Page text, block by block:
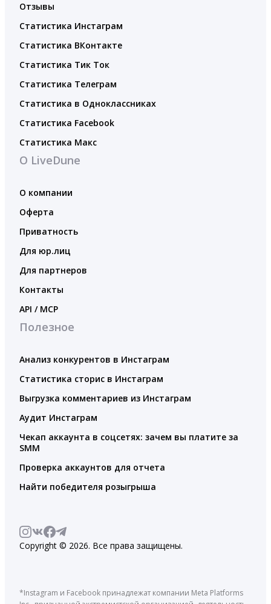
Отзывы
Статистика Инстаграм
Статистика ВКонтакте
Статистика Тик Ток
Статистика Телеграм
Статистика в Одноклассниках
Статистика Facebook
Статистика Макс
О LiveDune
О компании
Оферта
Приватность
Для юр.лиц
Для партнеров
Контакты
API / MCP
Полезное
Анализ конкурентов в Инстаграм
Статистика сторис в Инстаграм
Выгрузка комментариев из Инстаграм
Аудит Инстаграм
Чекап аккаунта в соцсетях: зачем вы платите за
SMM
Проверка аккаунтов для отчета
Найти победителя розыгрыша
Copyright © 2026. Все права защищены.
*Instagram и Facebook принадлежат компании Meta Platforms